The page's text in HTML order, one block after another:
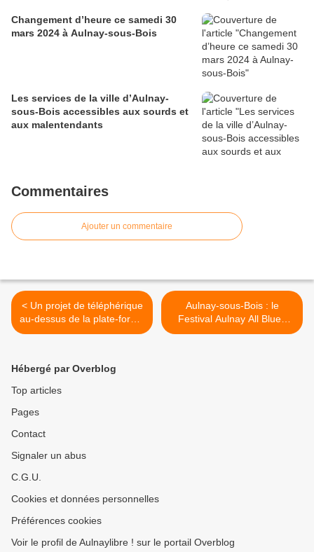
Changement d’heure ce samedi 30
mars 2024 à Aulnay-sous-Bois
Les services de la ville d’Aulnay-
sous-Bois accessibles aux sourds et
aux malentendants
Commentaires
Ajouter un commentaire
< Un projet de téléphérique
au-dessus de la plate-forme
de Roissy !
Aulnay-sous-Bois : le
Festival Aulnay All Blues
rend hommage à Muddy
Hébergé par Overblog
Top articles
Pages
Contact
Signaler un abus
C.G.U.
Cookies et données personnelles
Préférences cookies
Voir le profil de Aulnaylibre ! sur le portail Overblog